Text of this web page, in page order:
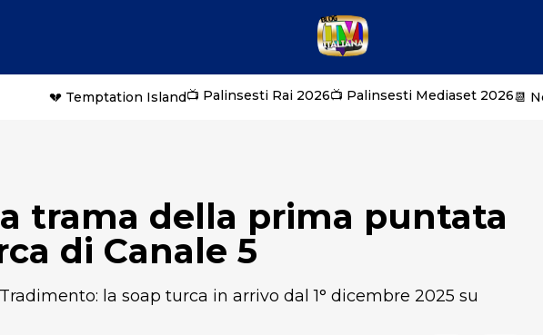
💔 Temptation Island📺 Palinsesti Rai 2026📺 Palinsesti Mediaset 2026📆
trama della prima puntata
di Canale 5
la soap turca in arrivo dal 1° dicembre 2025 su